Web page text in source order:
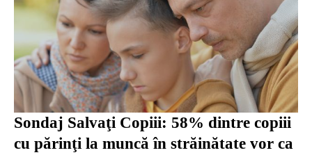
Sondaj Salvaţi Copiii: 58% dintre copiii
cu părinţi la muncă în străinătate vor ca